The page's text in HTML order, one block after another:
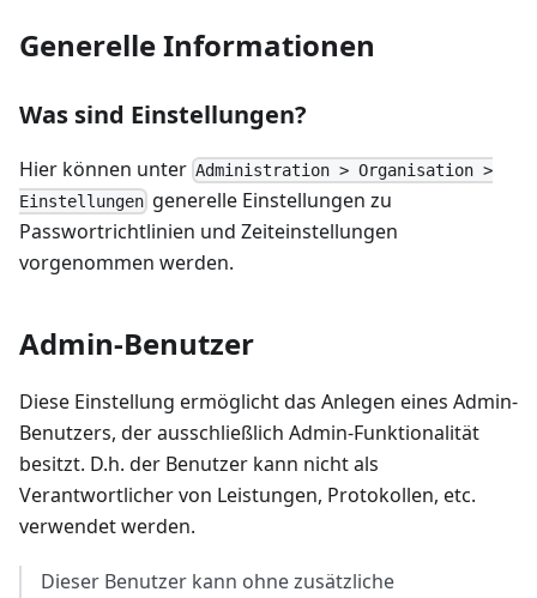
Generelle Informationen
Was sind Einstellungen?
Hier können unter Administration > Organisation >
Einstellungen generelle Einstellungen zu
Passwortrichtlinien und Zeiteinstellungen
vorgenommen werden.
Admin-Benutzer
Diese Einstellung ermöglicht das Anlegen eines Admin-
Benutzers, der ausschließlich Admin-Funktionalität
besitzt. D.h. der Benutzer kann nicht als
Verantwortlicher von Leistungen, Protokollen, etc.
verwendet werden.
Dieser Benutzer kann ohne zusätzliche